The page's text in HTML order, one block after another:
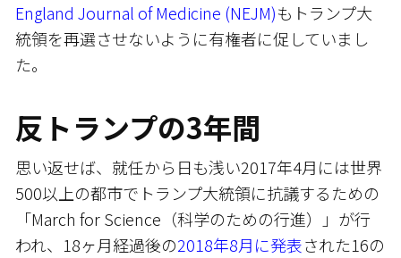
England Journal of Medicine (NEJM)もトランプ大
統領を再選させないように有権者に促していまし
た。
反トランプの3年間
思い返せば、就任から日も浅い2017年4月には世界
500以上の都市でトランプ大統領に抗議するための
「March for Science（科学のための行進）」が行
われ、18ヶ月経過後の2018年8月に発表された16の